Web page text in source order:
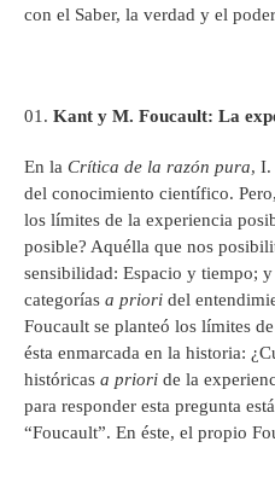
con el Saber, la verdad y el
Kant y M. Foucault: La
En la Crítica de la razón pura, I.
del conocimiento científico.
los límites de la experiencia
posible? Aquélla que nos
sensibilidad: Espacio y tiempo;
categorías a priori del
Foucault se planteó los límites
ésta enmarcada en la historia:
históricas a priori de la
para responder esta pregunta
“Foucault”. En éste, el propio